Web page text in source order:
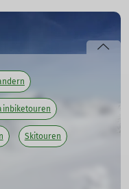
von 18.30 Uhr
Skitouren